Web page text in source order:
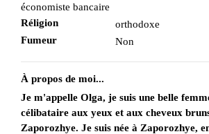
économiste bancaire
Réligion
orthodoxe
Fumeur
Non
À propos de moi...
Je m'appelle Olga, je suis une belle
célibataire aux yeux et aux cheveux
Zaporozhye. Je suis née à Zaporozhye,